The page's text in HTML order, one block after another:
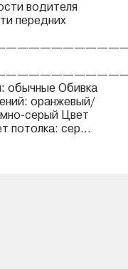
водителя
передних
обычные Обивка
оранжевый/
серый Цвет
потолка: сер...